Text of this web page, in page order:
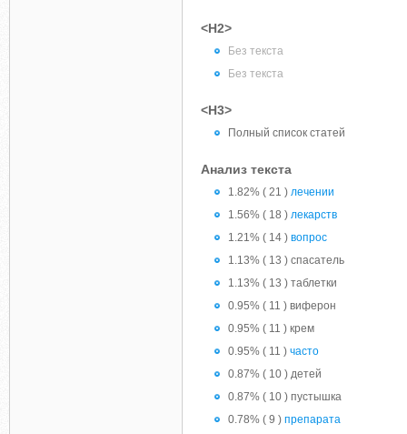
<H2>
Без текста
Без текста
<H3>
Полный список статей
Анализ текста
1.82% ( 21 ) лечении
1.56% ( 18 ) лекарств
1.21% ( 14 ) вопрос
1.13% ( 13 ) спасатель
1.13% ( 13 ) таблетки
0.95% ( 11 ) виферон
0.95% ( 11 ) крем
0.95% ( 11 ) часто
0.87% ( 10 ) детей
0.87% ( 10 ) пустышка
0.78% ( 9 ) препарата